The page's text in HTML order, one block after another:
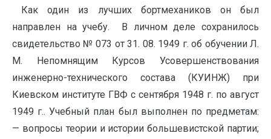
Как один из лучших бортмехаников он был
направлен на учебу. В личном деле сохранилось
свидетельство № 073 от 31. 08. 1949 г. об обучении Л.
М. Непомнящим Курсов Усовершенствования
инженерно-технического состава (КУИНЖ) при
Киевском институте ГВФ с сентября 1948 г. по август
1949 г.. Учебный план был выполнен по предметам:
— вопросы теории и истории большевистской партии;